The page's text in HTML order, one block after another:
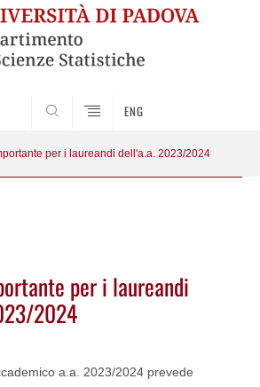
ENG
per i laureandi dell'a.a. 2023/2024
per i laureandi
2024
a.a. 2023/2024 prevede